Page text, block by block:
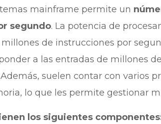
mainframe permite un
segundo. La potencia de
millones de instrucciones por
a las entradas de millones
suelen contar con varios
lo que les permite gestionar
los siguientes